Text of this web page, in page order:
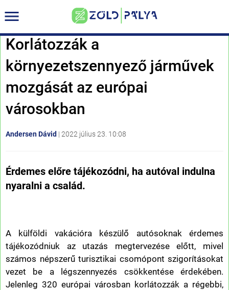
Korlátozzák a
környezetszennyező járművek
mozgását az európai
városokban
Andersen Dávid | 2022 július 23. 10:08
Érdemes előre tájékozódni, ha autóval indulna
nyaralni a család.
A külföldi vakációra készülő autósoknak érdemes
tájékozódniuk az utazás megtervezése előtt, mivel
számos népszerű turisztikai csomópont szigorításokat
vezet be a légszennyezés csökkentése érdekében.
Jelenleg 320 európai városban korlátozzák a régebbi,